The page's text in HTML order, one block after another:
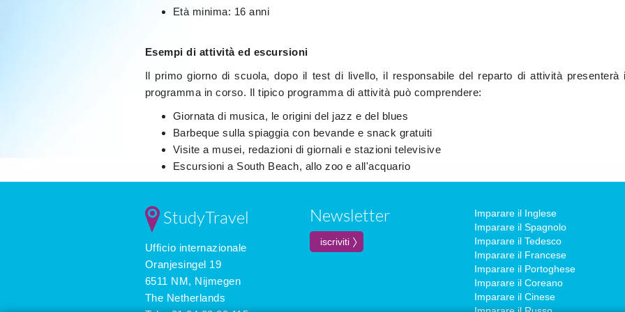
Età minima: 16 anni
Esempi di attività ed escursioni
Il primo giorno di scuola, dopo il test di livello, il responsabile del reparto di attività presenterà
programma in corso. Il tipico programma di attività può comprendere:
Giornata di musica, le origini del jazz e del blues
Barbeque sulla spiaggia con bevande e snack gratuiti
Visite a musei, redazioni di giornali e stazioni televisive
Escursioni a South Beach, allo zoo e all'acquario
StudyTravel
Ufficio internazionale
Oranjesingel 19
6511 NM, Nijmegen
The Netherlands
Newsletter
Imparare il Inglese
Imparare il Spagnolo
Imparare il Tedesco
Imparare il Francese
Imparare il Portoghese
Imparare il Coreano
Imparare il Cinese